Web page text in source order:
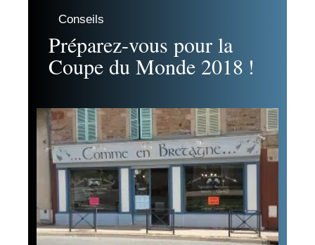
Conseils
Préparez-vous pour la
Coupe du Monde 2018 !